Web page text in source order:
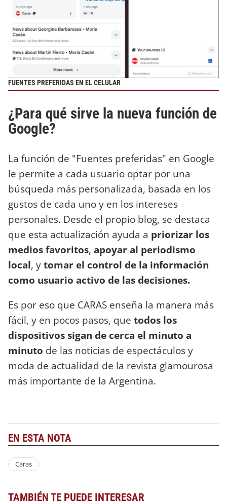
FUENTES PREFERIDAS EN EL CELULAR
¿Para qué sirve la nueva función de
Google?
La función de "Fuentes preferidas" en Google
le permite a cada usuario optar por una
búsqueda más personalizada, basada en los
gustos de cada uno y en los intereses
personales. Desde el propio blog, se destaca
que esta actualización ayuda a priorizar los
medios favoritos, apoyar al periodismo
local, ytomar el control de la información
como usuario activo de las decisiones.
Es por eso que CARAS enseña la manera más
fácil, y en pocos pasos, que todos los
dispositivos sigan de cerca el minuto a
minuto de las noticias de espectáculos y
moda de actualidad de la revista glamourosa
más importante de la Argentina.
EN ESTA NOTA
Caras
TAMBIÉN TE PUEDE INTERESAR